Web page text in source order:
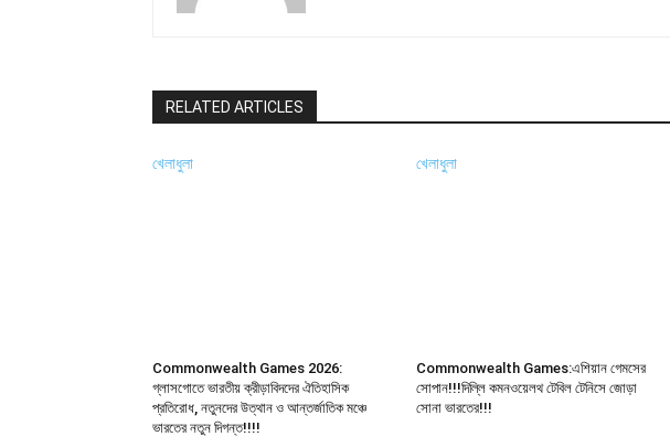
RELATED ARTICLES
খেলাধুলা
Commonwealth Games 2026:
গ্লাসগোতে ভারতীয় ক্রীড়াবিদদের ঐতিহাসিক
প্রতিরোধ, নতুনদের উত্থান ও আন্তর্জাতিক মঞ্চে
ভারতের নতুন দিগন্ত!!!!
খেলাধুলা
Commonwealth Games:এশিয়ান গেমসের
সোপান!!!দিল্লি কমনওয়েলথ টেবিল টেনিসে জোড়া
সোনা ভারতের!!!